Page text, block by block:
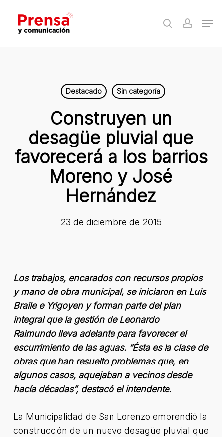
main
search
Destacado Sin categoría
Construyen un
desagüe pluvial que
favorecerá a los barrios
Moreno y José
Hernández
23 de diciembre de 2015
Los trabajos, encarados con recursos propios
y mano de obra municipal, se iniciaron en Luis
Braile e Yrigoyen y forman parte del plan
integral que la gestión de Leonardo
Raimundo lleva adelante para favorecer el
escurrimiento de las aguas. “Ésta es la clase de
obras que han resuelto problemas que, en
algunos casos, aquejaban a vecinos desde
hacía décadas”, destacó el intendente.
La Municipalidad de San Lorenzo emprendió la
construcción de un nuevo desagüe pluvial que